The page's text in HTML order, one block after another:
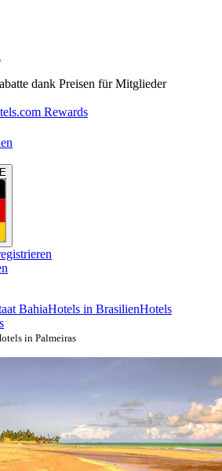
dank Preisen für Mitglieder
Rewards
BahiaHotels in BrasilienHotels
in Palmeiras